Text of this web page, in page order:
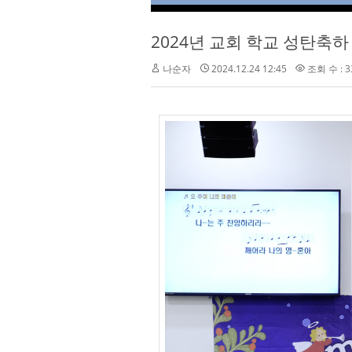
2024년 교회 학교 성탄축하
나순자 2024.12.24 12:45 조회 수 :